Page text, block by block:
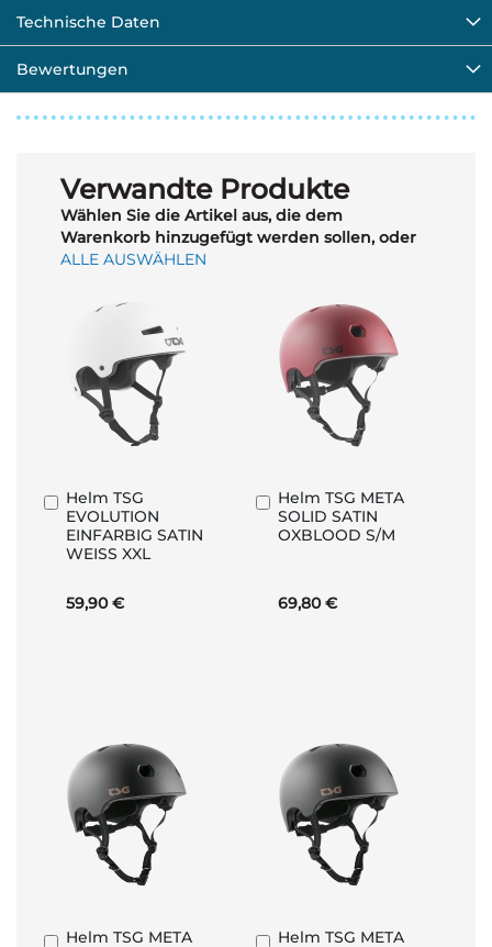
Technische Daten
Bewertungen
Verwandte Produkte
Wählen Sie die Artikel aus, die dem
Warenkorb hinzugefügt werden sollen, oder
ALLE AUSWÄHLEN
Helm TSG
EVOLUTION
EINFARBIG SATIN
WEISS XXL
59,90 €
In
den
Warenkorb
Helm TSG META
SOLID SATIN
OXBLOOD S/M
69,80 €
In
den
Warenkorb
Helm TSG META
In
Helm TSG META
In